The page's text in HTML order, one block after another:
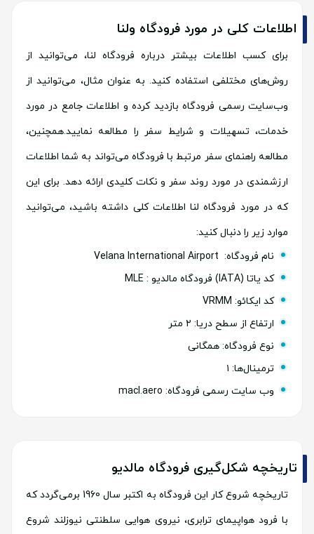
اطلاعات کلی در مورد فرودگاه ولنا
برای کسب اطلاعات بیشتر درباره فرودگاه لنا، می‌توانید از
روش‌های مختلفی استفاده کنید. به عنوان مثال، می‌توانید از
وب‌سایت رسمی فرودگاه بازدید کرده و اطلاعات جامع در مورد
خدمات، تسهیلات و شرایط سفر را مطالعه نمایید.همچنین،
مطالعه راهنمای سفر مرتبط با فرودگاه می‌تواند به شما اطلاعات
ارزشمندی در مورد روند سفر و نکات کلیدی ارائه دهد. برای این
که در مورد فرودگاه لنا اطلاعات کلی داشته باشید، می‌توانید
موارد زیر را دنبال کنید:
نام فرودگاه: Velana International Airport
کد یاتا (IATA) فرودگاه مالدیو : MLE
کد ایکائو: VRMM
ارتفاع از سطح دریا: ۲ متر
نوع فرودگاه: همگانی
ترمینال‌ها: ۱
وب سایت رسمی فرودگاه: macl.aero
تاریخچه شکل‌گیری فرودگاه مالدیو
تاریخچه شروع کار این فرودگاه به اکتبر سال 1960 برمی‌گردد که
با فرود هواپیمای ترابری، نیروی هوایی سلطنتی نیوزلند شروع